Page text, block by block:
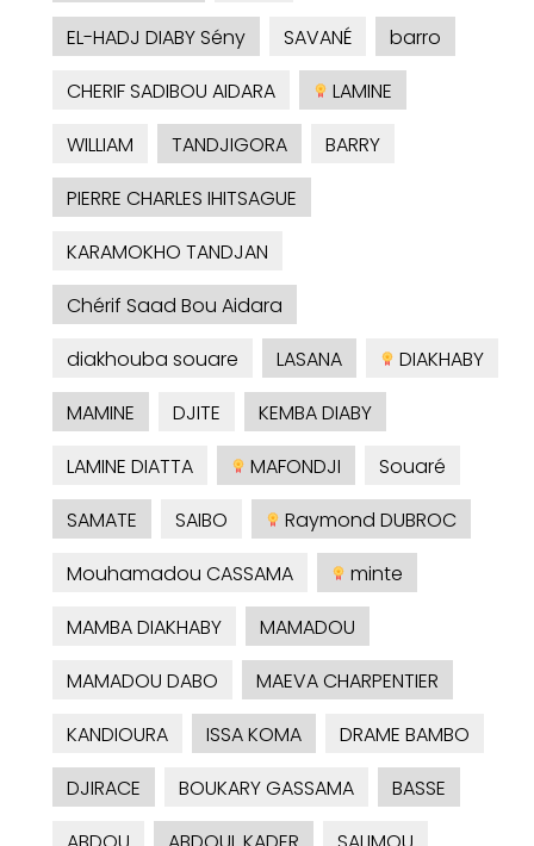
EL-HADJ DIABY Sény
SAVANÉ
barro
CHERIF SADIBOU AIDARA
LAMINE
WILLIAM
TANDJIGORA
BARRY
PIERRE CHARLES IHITSAGUE
KARAMOKHO TANDJAN
Chérif Saad Bou Aidara
diakhouba souare
LASANA
DIAKHABY
MAMINE
DJITE
KEMBA DIABY
LAMINE DIATTA
MAFONDJI
Souaré
SAMATE
SAIBO
Raymond DUBROC
Mouhamadou CASSAMA
minte
MAMBA DIAKHABY
MAMADOU
MAMADOU DABO
MAEVA CHARPENTIER
KANDIOURA
ISSA KOMA
DRAME BAMBO
DJIRACE
BOUKARY GASSAMA
BASSE